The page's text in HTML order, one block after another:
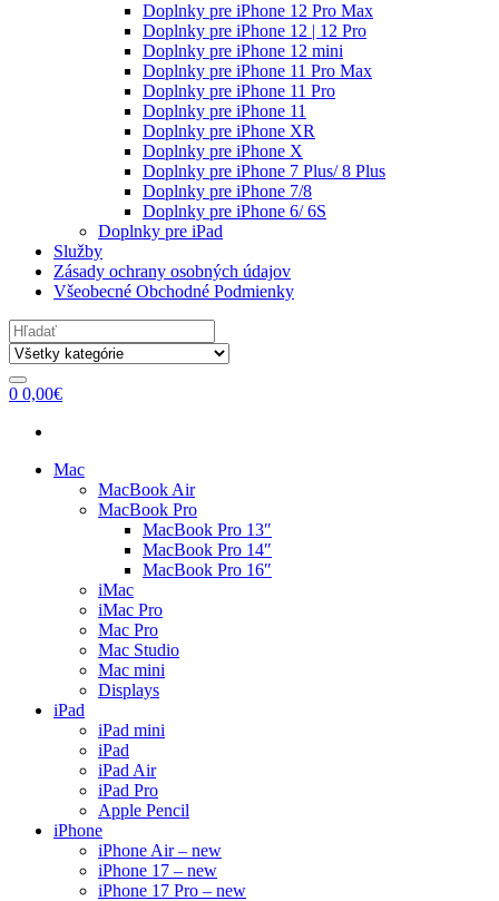
Doplnky pre iPhone 12 Pro Max
Doplnky pre iPhone 12 | 12 Pro
Doplnky pre iPhone 12 mini
Doplnky pre iPhone 11 Pro Max
Doplnky pre iPhone 11 Pro
Doplnky pre iPhone 11
Doplnky pre iPhone XR
Doplnky pre iPhone X
Doplnky pre iPhone 7 Plus/ 8 Plus
Doplnky pre iPhone 7/8
Doplnky pre iPhone 6/ 6S
Doplnky pre iPad
Služby
Zásady ochrany osobných údajov
Všeobecné Obchodné Podmienky
Search
for:
0 0,00€
Mac
MacBook Air
MacBook Pro
MacBook Pro 13″
MacBook Pro 14″
MacBook Pro 16″
iMac
iMac Pro
Mac Pro
Mac Studio
Mac mini
Displays
iPad
iPad mini
iPad
iPad Air
iPad Pro
Apple Pencil
iPhone
iPhone Air – new
iPhone 17 – new
iPhone 17 Pro – new